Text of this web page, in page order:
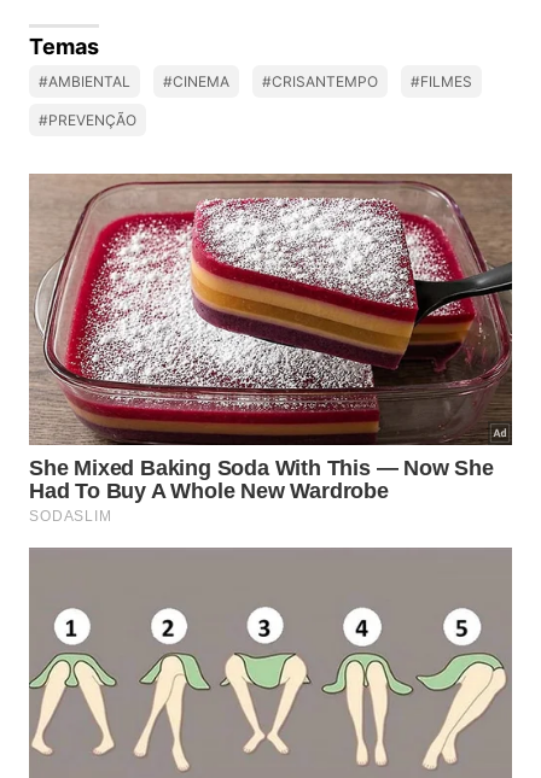
Temas
#AMBIENTAL #CINEMA #CRISANTEMPO #FILMES
#PREVENÇÃO